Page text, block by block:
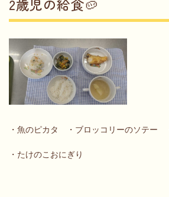
2歳児の給食🥔
・魚のピカタ ・ブロッコリーのソテー
・たけのこおにぎり